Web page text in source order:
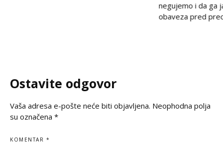
negujemo i da ga
obaveza pred
Ostavite odgovor
Vaša adresa e-pošte neće biti objavljena. Neophodna polja
su označena *
KOMENTAR *